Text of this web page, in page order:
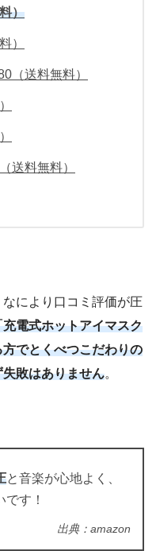
）
）
（送料無料）
送料無料）
により口コミ評価が圧
電式ホットアイマスク
でとくべつこだわりの
敗はありません。
と音楽が心地よく、
す！
出典：amazon